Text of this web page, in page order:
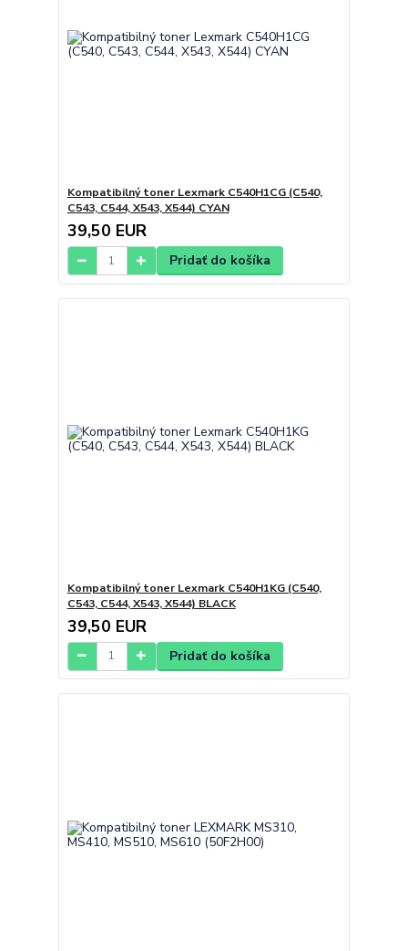
Kompatibilný toner Lexmark C540H1CG (C540,
C543, C544, X543, X544) CYAN
39,50 EUR
Pridať do košíka
Kompatibilný toner Lexmark C540H1KG (C540,
C543, C544, X543, X544) BLACK
39,50 EUR
Pridať do košíka